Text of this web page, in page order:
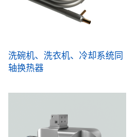
洗碗机、洗衣机、冷却系统同
轴换热器